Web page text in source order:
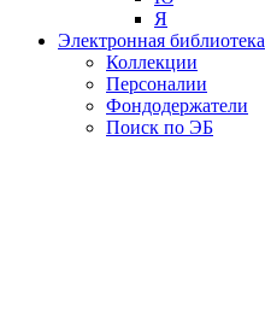
Я
Электронная библиотека
Коллекции
Персоналии
Фондодержатели
Поиск по ЭБ